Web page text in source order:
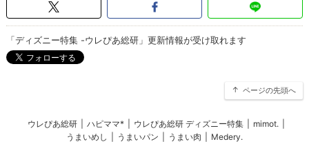
「ディズニー特集 -ウレぴあ総研」更新情報が受け取れます
ページの先頭へ
ウレぴあ総研 ハピママ* ウレぴあ総研 ディズニー特集 mimot.
うまいめし
うまいパン うまい肉 Medery.